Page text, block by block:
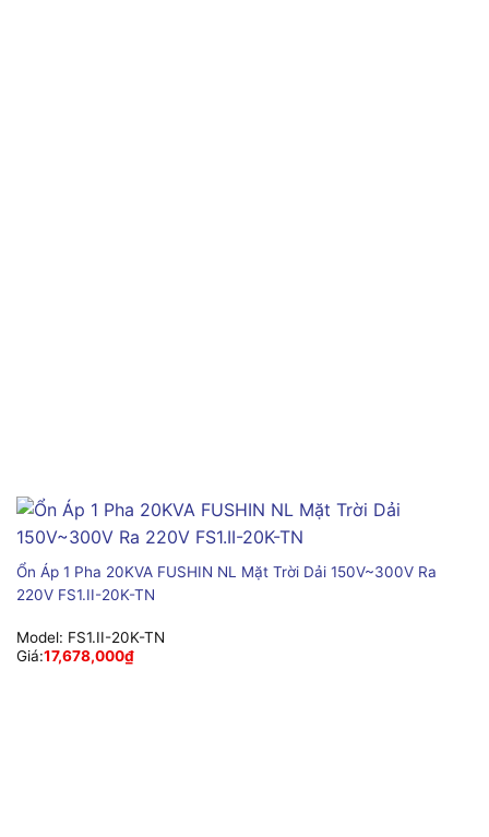
Ổn Áp 1 Pha 20KVA FUSHIN NL Mặt Trời Dải 150V~300V Ra
220V FS1.II-20K-TN
Model: FS1.II-20K-TN
Giá:17,678,000₫